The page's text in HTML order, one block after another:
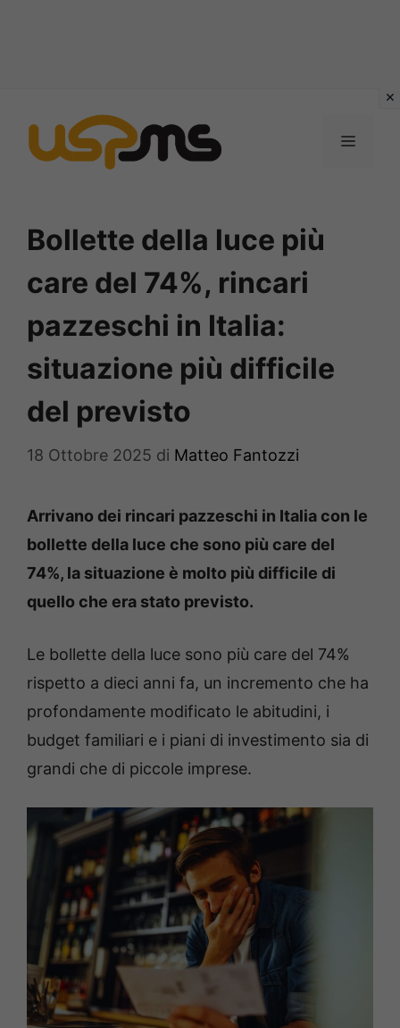
contenuto
MENU
Bollette della luce più
care del 74%, rincari
pazzeschi in Italia:
situazione più difficile
del previsto
18 Ottobre 2025 di Matteo Fantozzi
Arrivano dei rincari pazzeschi in Italia con le
bollette della luce che sono più care del
74%, la situazione è molto più difficile di
quello che era stato previsto.
Le bollette della luce sono più care del 74%
rispetto a dieci anni fa, un incremento che ha
profondamente modificato le abitudini, i
budget familiari e i piani di investimento sia di
grandi che di piccole imprese.